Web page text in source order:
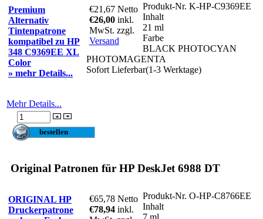
Premium
Alternativ
Tintenpatrone
kompatibel zu HP
348 C9369EE XL
Color
» mehr Details...
€21,67 Netto
€26,00 inkl.
MwSt. zzgl.
Versand
Produkt-Nr. K-HP-C9369EE
Inhalt
21 ml
Farbe
BLACK PHOTOCYAN
PHOTOMAGENTA
Sofort Lieferbar(1-3 Werktage)
Mehr Details...
Original Patronen für HP DeskJet 6988 DT
ORIGINAL HP
Druckerpatrone
€65,78 Netto
€78,94 inkl.
Produkt-Nr. O-HP-C8766EE
Inhalt